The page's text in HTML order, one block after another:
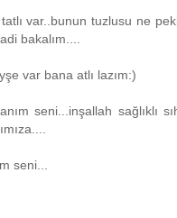
var..bunun tuzlusu ne
bakalım....
var bana atlı lazım:)
seni...inşallah sağlıklı
seni...